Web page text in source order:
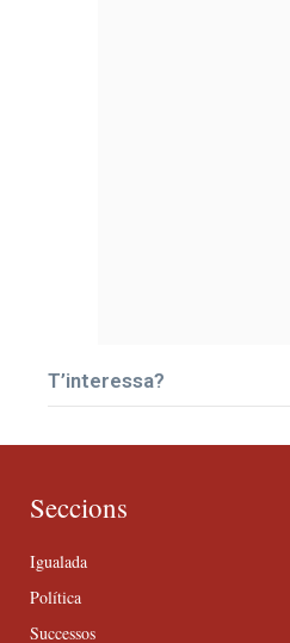
T’interessa?
Seccions
Igualada
Política
Successos